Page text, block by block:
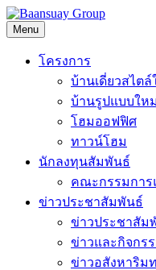
Skip
to
content
Menu
โครงการ
บ้านเดี่ยวสไตล์
บ้านรูปแบบให
โฮมออฟฟิศ
ทาวน์โฮม
นักลงทุนสัมพันธ์
คณะกรรมการ
ข่าวประชาสัมพันธ์
ข่าวประชาสัม
ข่าวและกิจกร
ข่าวอสังหาริม